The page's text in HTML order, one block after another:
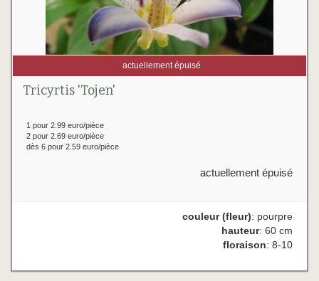
actuellement épuisé
Tricyrtis 'Tojen'
1 pour 2.99 euro/pièce
2 pour 2.69 euro/pièce
dès 6 pour 2.59 euro/pièce
actuellement épuisé
couleur (fleur): pourpre
hauteur: 60 cm
floraison: 8-10